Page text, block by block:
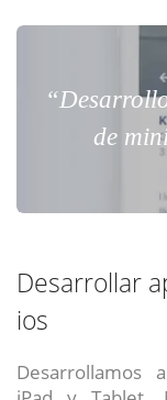
de
Desarrollar
ios
Desarrollamos